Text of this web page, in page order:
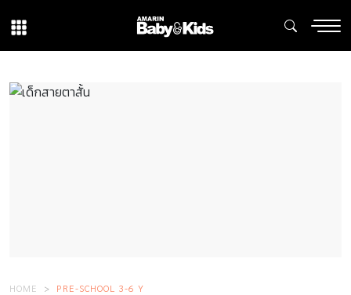
HOME PRE-SCHOOL 3-6 Y